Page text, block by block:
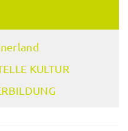
KULTUR